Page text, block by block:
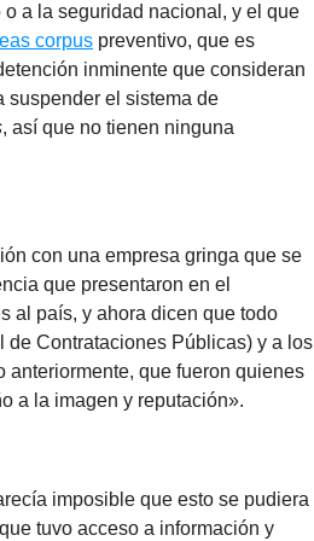
a la seguridad nacional, y el que
corpus preventivo, que es
inminente que consideran
suspender el sistema de
, así que no tienen ninguna
con una empresa gringa que se
que presentaron en el
al país, y ahora dicen que todo
Contrataciones Públicas) y a los
anteriormente, que fueron quienes
a la imagen y reputación».
imposible que esto se pudiera
tuvo acceso a información y